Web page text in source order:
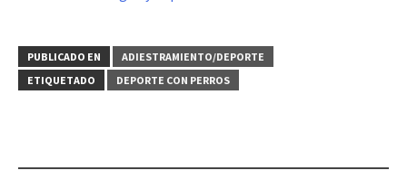
PUBLICADO EN
ADIESTRAMIENTO/DEPORTE
ETIQUETADO
DEPORTE CON PERROS